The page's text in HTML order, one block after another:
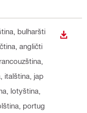
bulharšti
angličti
italština, jap
lotyština,
portug